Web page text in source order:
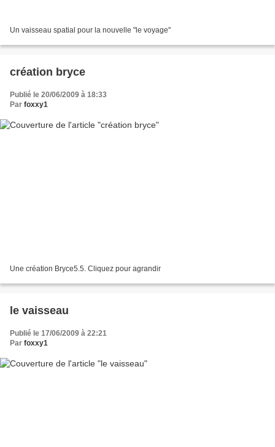
Un vaisseau spatial pour la nouvelle "le voyage"
création bryce
Publié le 20/06/2009 à 18:33
Par foxxy1
Une création Bryce5.5. Cliquez pour agrandir
le vaisseau
Publié le 17/06/2009 à 22:21
Par foxxy1